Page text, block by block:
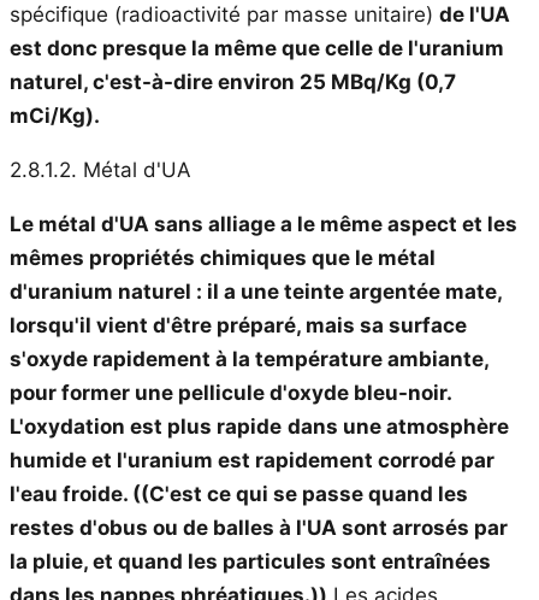
spécifique (radioactivité par masse unitaire) de l'UA
est donc presque la même que celle de l'uranium
naturel, c'est-à-dire environ 25 MBq/Kg (0,7
mCi/Kg).
2.8.1.2. Métal d'UA
Le métal d'UA sans alliage a le même aspect et les
mêmes propriétés chimiques que le métal
d'uranium naturel : il a une teinte argentée mate,
lorsqu'il vient d'être préparé, mais sa surface
s'oxyde rapidement à la température ambiante,
pour former une pellicule d'oxyde bleu-noir.
L'oxydation est plus rapide dans une atmosphère
humide et l'uranium est rapidement corrodé par
l'eau froide. ((C'est ce qui se passe quand les
restes d'obus ou de balles à l'UA sont arrosés par
la pluie, et quand les particules sont entraînées
dans les nappes phréatiques.)) Les acides